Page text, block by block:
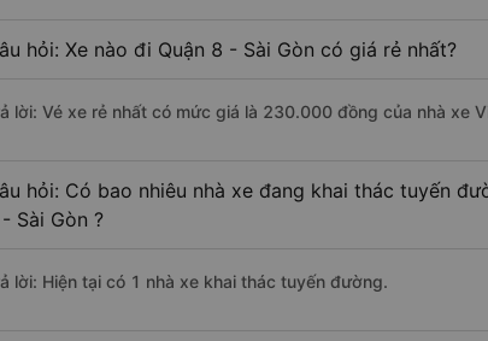
hỏi: Xe nào đi Quận 8 - Sài Gòn có giá rẻ nhất?
lời: Vé xe rẻ nhất có mức giá là 230.000 đồng của nhà xe
hỏi: Có bao nhiêu nhà xe đang khai thác tuyến
Sài Gòn ?
lời: Hiện tại có 1 nhà xe khai thác tuyến đường.